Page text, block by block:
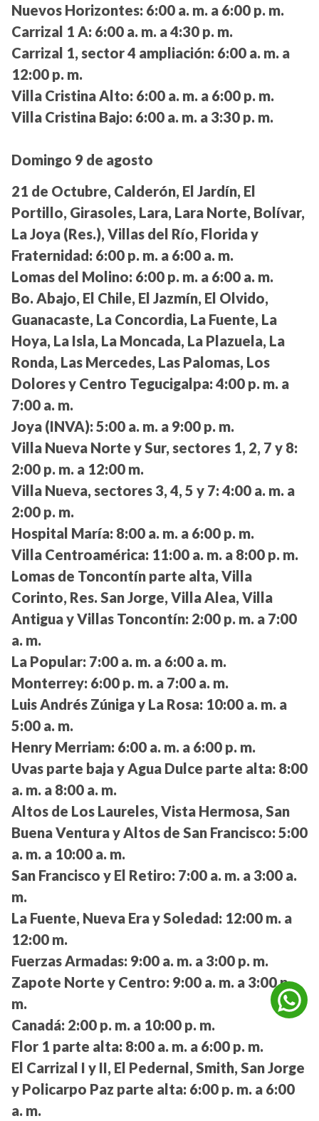
Nuevos Horizontes: 6:00 a. m. a 6:00 p. m.
Carrizal 1 A: 6:00 a. m. a 4:30 p. m.
Carrizal 1, sector 4 ampliación: 6:00 a. m. a
12:00 p. m.
Villa Cristina Alto: 6:00 a. m. a 6:00 p. m.
Villa Cristina Bajo: 6:00 a. m. a 3:30 p. m.
Domingo 9 de agosto
21 de Octubre, Calderón, El Jardín, El
Portillo, Girasoles, Lara, Lara Norte, Bolívar,
La Joya (Res.), Villas del Río, Florida y
Fraternidad: 6:00 p. m. a 6:00 a. m.
Lomas del Molino: 6:00 p. m. a 6:00 a. m.
Bo. Abajo, El Chile, El Jazmín, El Olvido,
Guanacaste, La Concordia, La Fuente, La
Hoya, La Isla, La Moncada, La Plazuela, La
Ronda, Las Mercedes, Las Palomas, Los
Dolores y Centro Tegucigalpa: 4:00 p. m. a
7:00 a. m.
Joya (INVA): 5:00 a. m. a 9:00 p. m.
Villa Nueva Norte y Sur, sectores 1, 2, 7 y 8:
2:00 p. m. a 12:00 m.
Villa Nueva, sectores 3, 4, 5 y 7: 4:00 a. m. a
2:00 p. m.
Hospital María: 8:00 a. m. a 6:00 p. m.
Villa Centroamérica: 11:00 a. m. a 8:00 p. m.
Lomas de Toncontín parte alta, Villa
Corinto, Res. San Jorge, Villa Alea, Villa
Antigua y Villas Toncontín: 2:00 p. m. a 7:00
a. m.
La Popular: 7:00 a. m. a 6:00 a. m.
Monterrey: 6:00 p. m. a 7:00 a. m.
Luis Andrés Zúniga y La Rosa: 10:00 a. m. a
5:00 a. m.
Henry Merriam: 6:00 a. m. a 6:00 p. m.
Uvas parte baja y Agua Dulce parte alta: 8:00
a. m. a 8:00 a. m.
Altos de Los Laureles, Vista Hermosa, San
Buena Ventura y Altos de San Francisco: 5:00
a. m. a 10:00 a. m.
San Francisco y El Retiro: 7:00 a. m. a 3:00 a.
m.
La Fuente, Nueva Era y Soledad: 12:00 m. a
12:00 m.
Fuerzas Armadas: 9:00 a. m. a 3:00 p. m.
Zapote Norte y Centro: 9:00 a. m. a 3:00 p.
m.
Canadá: 2:00 p. m. a 10:00 p. m.
Flor 1 parte alta: 8:00 a. m. a 6:00 p. m.
El Carrizal I y II, El Pedernal, Smith, San Jorge
y Policarpo Paz parte alta: 6:00 p. m. a 6:00
a. m.